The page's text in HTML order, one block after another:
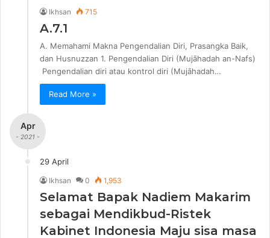
Ikhsan 715
A.7.1
A. Memahami Makna Pengendalian Diri, Prasangka Baik,
dan Husnuzzan 1. Pengendalian Diri (Mujāhadah an-Nafs)
Pengendalian diri atau kontrol diri (Mujāhadah…
Read More »
Apr
- 2021 -
29 April
Ikhsan 0 1,953
Selamat Bapak Nadiem Makarim
sebagai Mendikbud-Ristek
Kabinet Indonesia Maju sisa masa